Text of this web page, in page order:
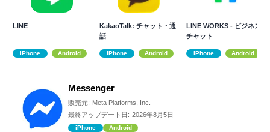
LINE
iPhone Android
KakaoTalk: チャット・通
話
iPhone Android
LINE WORKS - ビジネス
チャット
iPhone Android
Messenger
販売元: Meta Platforms, Inc.
最終アップデート日: 2026年8月5日
iPhone Android